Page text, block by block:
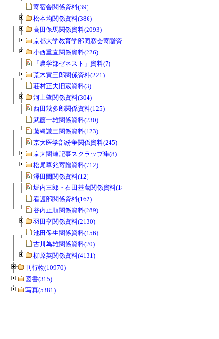
寄宿舎関係資料(39)
松本均関係資料(386)
高田保馬関係資料(2093)
京都大学教育学部同窓会寄贈資料(963)
小西重直関係資料(226)
「農学部ゼネスト」資料(7)
荒木寅三郎関係資料(221)
荘村正夫旧蔵資料(3)
河上肇関係資料(304)
西田幾多郎関係資料(125)
武藤一雄関係資料(230)
藤縄謙三関係資料(123)
京大医学部紛争関係資料(245)
京大関連記事スクラップ集(8)
松尾尊兊寄贈資料(712)
澤田閏関係資料(12)
堀内三郎・石田基蔵関係資料(189)
看護部関係資料(162)
谷内正順関係資料(289)
羽田亨関係資料(2130)
池田保生関係資料(156)
古川為雄関係資料(20)
柳原英関係資料(4131)
刊行物(10970)
図書(315)
写真(5381)